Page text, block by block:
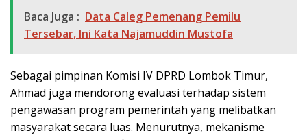
Baca Juga : Data Caleg Pemenang Pemilu
Tersebar, Ini Kata Najamuddin Mustofa
Sebagai pimpinan Komisi IV DPRD Lombok Timur,
Ahmad juga mendorong evaluasi terhadap sistem
pengawasan program pemerintah yang melibatkan
masyarakat secara luas. Menurutnya, mekanisme